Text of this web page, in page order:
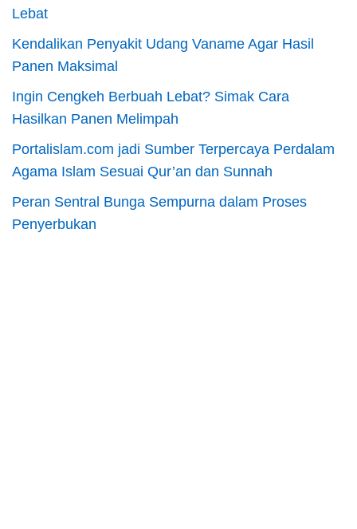
Lebat
Kendalikan Penyakit Udang Vaname Agar Hasil
Panen Maksimal
Ingin Cengkeh Berbuah Lebat? Simak Cara
Hasilkan Panen Melimpah
Portalislam.com jadi Sumber Terpercaya Perdalam
Agama Islam Sesuai Qur’an dan Sunnah
Peran Sentral Bunga Sempurna dalam Proses
Penyerbukan